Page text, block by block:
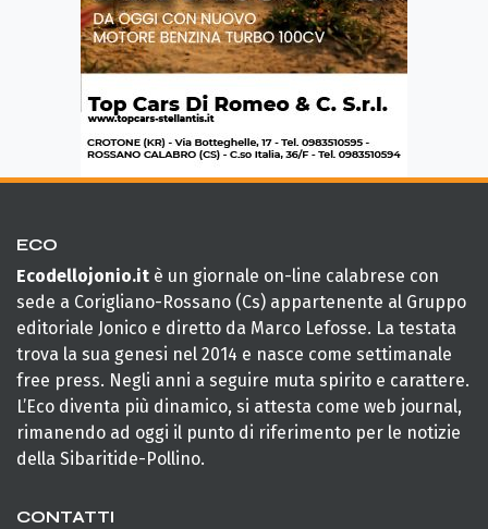
ECO
Ecodellojonio.it è un giornale on-line calabrese con
sede a Corigliano-Rossano (Cs) appartenente al Gruppo
editoriale Jonico e diretto da Marco Lefosse. La testata
trova la sua genesi nel 2014 e nasce come settimanale
free press. Negli anni a seguire muta spirito e carattere.
L’Eco diventa più dinamico, si attesta come web journal,
rimanendo ad oggi il punto di riferimento per le notizie
della Sibaritide-Pollino.
CONTATTI